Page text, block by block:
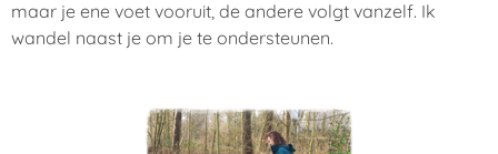
maar je ene voet vooruit, de andere volgt vanzelf. Ik
wandel naast je om je te ondersteunen.